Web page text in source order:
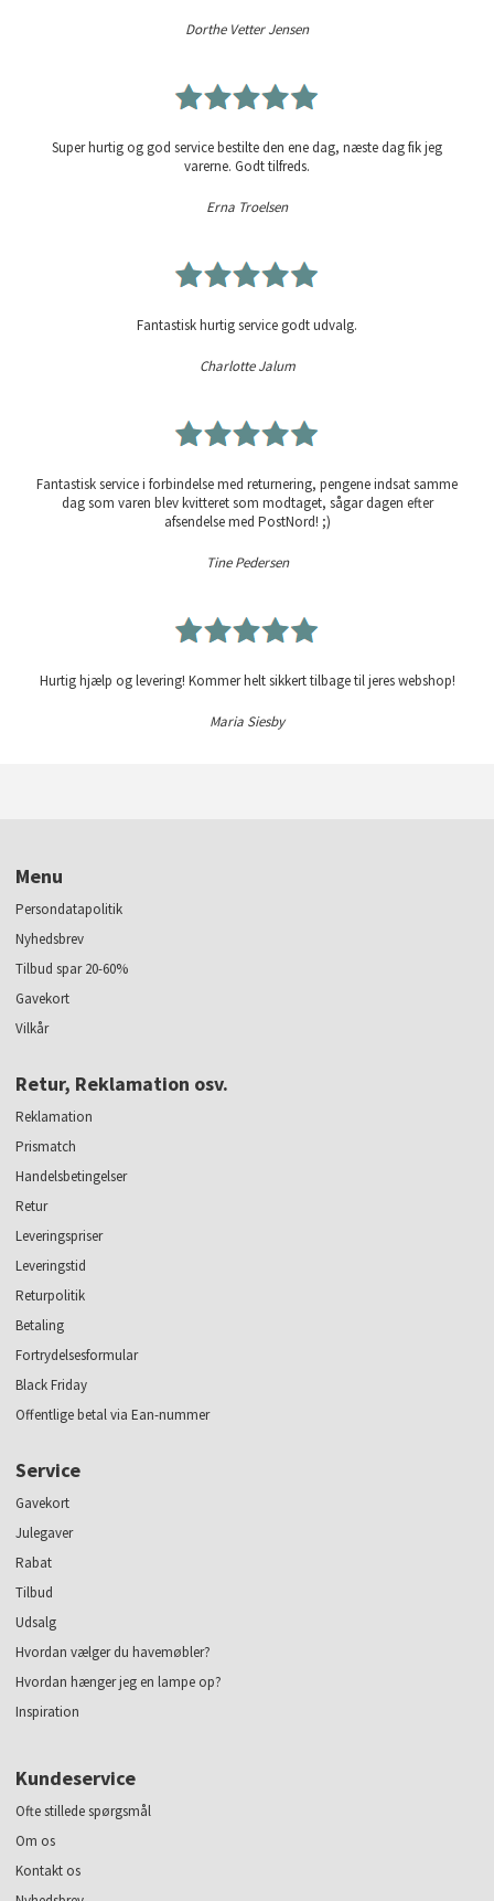
Dorthe Vetter Jensen
Super hurtig og god service bestilte den ene dag, næste dag fik jeg
varerne. Godt tilfreds.
Erna Troelsen
Fantastisk hurtig service godt udvalg.
Charlotte Jalum
Fantastisk service i forbindelse med returnering, pengene indsat samme
dag som varen blev kvitteret som modtaget, sågar dagen efter
afsendelse med PostNord! ;)
Tine Pedersen
Hurtig hjælp og levering! Kommer helt sikkert tilbage til jeres webshop!
Maria Siesby
Menu
Persondatapolitik
Nyhedsbrev
Tilbud spar 20-60%
Gavekort
Vilkår
Retur, Reklamation osv.
Reklamation
Prismatch
Handelsbetingelser
Retur
Leveringspriser
Leveringstid
Returpolitik
Betaling
Fortrydelsesformular
Black Friday
Offentlige betal via Ean-nummer
Service
Gavekort
Julegaver
Rabat
Tilbud
Udsalg
Hvordan vælger du havemøbler?
Hvordan hænger jeg en lampe op?
Inspiration
Kundeservice
Ofte stillede spørgsmål
Om os
Kontakt os